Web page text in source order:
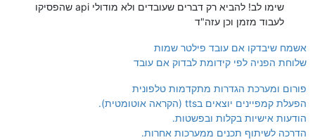
שימו לב! להביא רק דברים שעובדים ולא מודולי api שהפסיקו
לעבוד מזמן וכן עזה"ד
אשמח שיבדקו אם עובד פילטר שמות
שלוחת הפניה לפי קידומת לבדוק אם עובד
פורום ומערכת הגדרות מתקדמות טלפונית
הפעלת קמפיינים יוצאים בtts (הקראה אוטומטית).
הודעות אישיות בקלות ובפשטות.
הדרכה לשיתוף תכנים ממערכות אחרות.